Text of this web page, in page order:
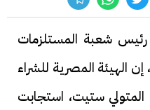
شعبة المستلزمات
إن الهيئة المصرية للشراء
المتولي ستيت، استجابت